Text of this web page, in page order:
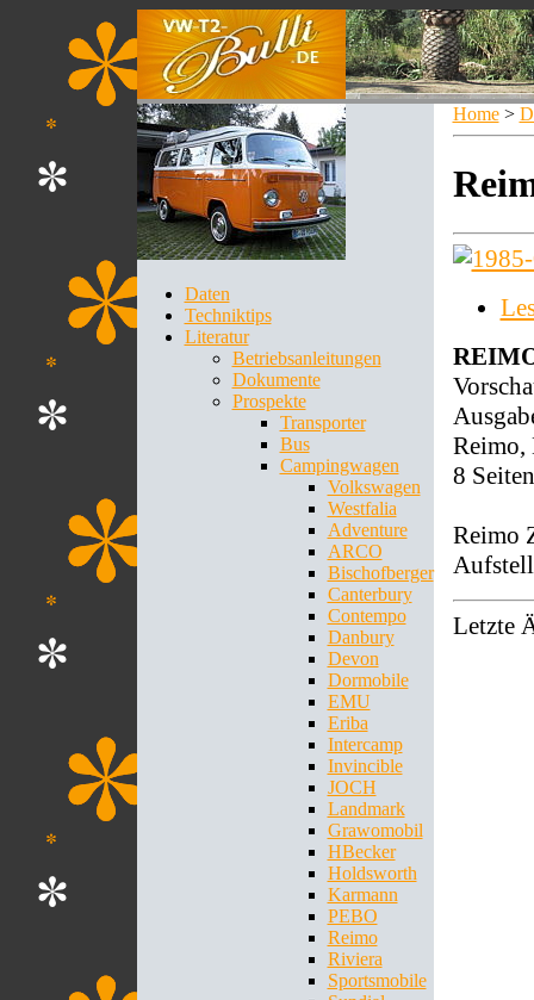
Daten
Techniktips
Literatur
Betriebsanleitungen
Dokumente
Prospekte
Transporter
Bus
Campingwagen
Volkswagen
Westfalia
Adventure
ARCO
Bischofberger
Canterbury
Contempo
Danbury
Devon
Dormobile
EMU
Eriba
Intercamp
Invincible
JOCH
Landmark
Grawomobil
HBecker
Holdsworth
Karmann
PEBO
Reimo
Riviera
Sportsmobile
Home >
Reimo,
8
Reimo
Letzte